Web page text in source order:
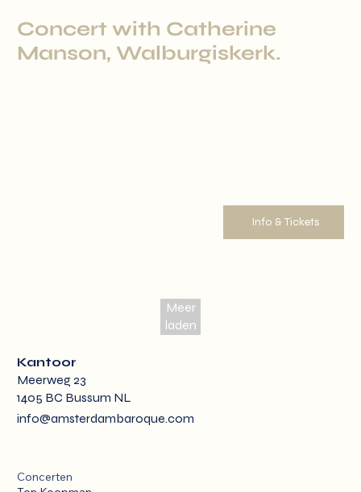
Concert with Catherine
Manson, Walburgiskerk.
Info & Tickets
Meer
laden
Kantoor
Meerweg 23
1405 BC Bussum NL
info@amsterdambaroque.com
Concerten